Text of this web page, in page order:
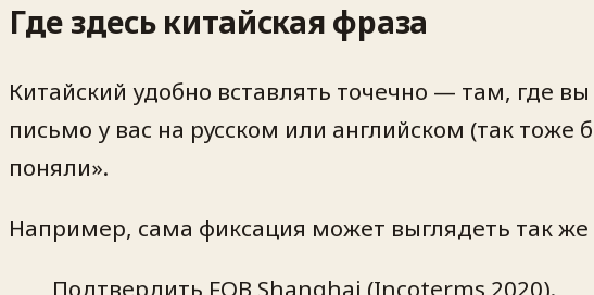
Где здесь китайская фраза
Китайский удобно вставлять точечно — там, где
письмо у вас на русском или английском (так тоже
поняли».
Например, сама фиксация может выглядеть так же
Подтвердить FOB Shanghai (Incoterms 2020).